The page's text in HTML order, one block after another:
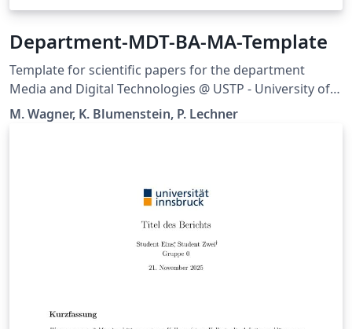
Department-MDT-BA-MA-Template
Template for scientific papers for the department
Media and Digital Technologies @ USTP - University of
Applied Sciences St. Pölten It supports all Bachelor and
Master theses of all study programmes in the
M. Wagner, K. Blumenstein, P. Lechner